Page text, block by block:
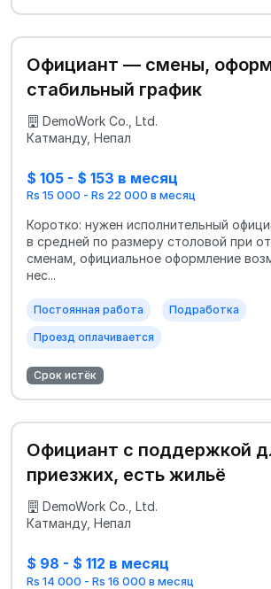
Официант — смены,
стабильный график
DemoWork Co., Ltd.
Катманду, Непал
$ 105 - $ 153 в месяц
Rs 15 000 - Rs 22 000 в месяц
Коротко: нужен исполнительный
в средней по размеру столовой при
сменам, официальное оформление
нес...
Постоянная работа Подработка
Проезд оплачивается
Срок истёк
Официант с поддержкой
приезжих, есть жильё
DemoWork Co., Ltd.
Катманду, Непал
$ 98 - $ 112 в месяц
Rs 14 000 - Rs 16 000 в месяц